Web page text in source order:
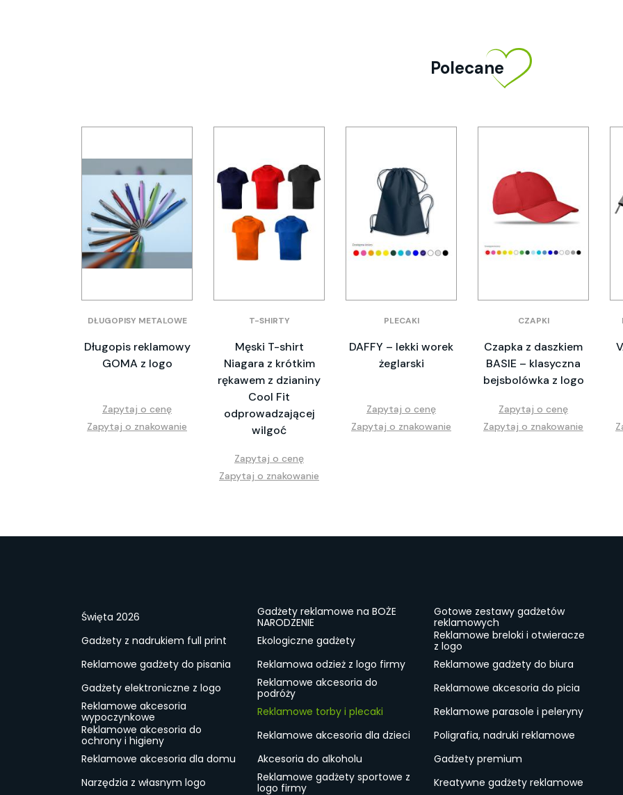
Polecane
DŁUGOPISY METALOWE
Długopis reklamowy
GOMA z logo
Zapytaj o cenę
Zapytaj o znakowanie
T-SHIRTY
Męski T-shirt
Niagara z krótkim
rękawem z dzianiny
Cool Fit
odprowadzającej
wilgoć
Zapytaj o cenę
Zapytaj o znakowanie
PLECAKI
DAFFY – lekki worek
żeglarski
Zapytaj o cenę
Zapytaj o znakowanie
CZAPKI
Czapka z daszkiem
BASIE – klasyczna
bejsbolówka z logo
Zapytaj o cenę
Zapytaj o znakowanie
Święta 2026
Gadżety reklamowe na BOŻE
NARODZENIE
Gotowe zestawy gadżetów
reklamowych
Gadżety z nadrukiem full print
Ekologiczne gadżety
Reklamowe breloki i otwieracze
z logo
Reklamowe gadżety do pisania
Reklamowa odzież z logo firmy
Reklamowe gadżety do biura
Gadżety elektroniczne z logo
Reklamowe akcesoria do
podróży
Reklamowe akcesoria do picia
Reklamowe akcesoria
wypoczynkowe
Reklamowe torby i plecaki
Reklamowe parasole i peleryny
Reklamowe akcesoria do
ochrony i higieny
Reklamowe akcesoria dla dzieci
Poligrafia, nadruki reklamowe
Reklamowe akcesoria dla domu
Akcesoria do alkoholu
Gadżety premium
Narzędzia z własnym logo
Reklamowe gadżety sportowe z
logo firmy
Kreatywne gadżety reklamowe